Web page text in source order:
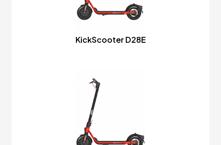
KickScooter D28E